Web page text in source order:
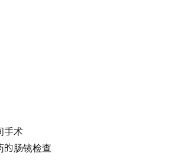
手术
的肠镜检查